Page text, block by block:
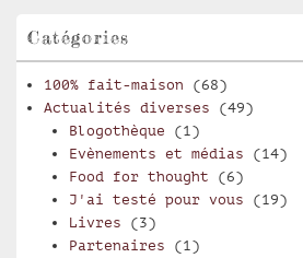
Catégories
100% fait-maison (68)
Actualités diverses (49)
Blogothèque (1)
Evènements et médias (14)
Food for thought (6)
J'ai testé pour vous (19)
Livres (3)
Partenaires (1)